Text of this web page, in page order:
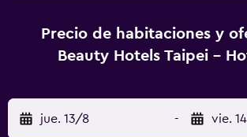
lluvia y cabezal de ducha con
secador de pelo. Este hotel en Taipéi
servicio de limpieza todos los días.
Precio de habitaciones y
Beauty Hotels Taipei -
jue. 13/8 - vie.